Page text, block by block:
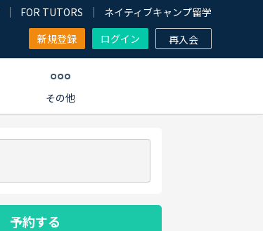
FOR TUTORS
ネイティブキャンプ留学
新規登録
ログイン 再入会
その他
予約する